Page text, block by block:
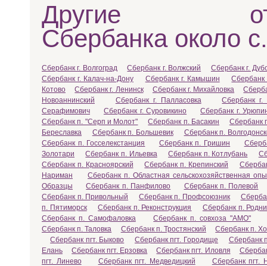
Другие
Сбербанка около
Сбербанк г. Волгоград Сбербанк г. Волжский
Сбербанк г.
Сбербанк г. Калач-на-Дону
Сбербанк г. Камышин
Сбербанк
Котово
Сбербанк г. Ленинск Сбербанк г. Михайловка
Новоаннинский
Сбербанк г. Палласовка
Сбербанк
Серафимович
Сбербанк г. Суровикино
Сбербанк г.
Сбербанк п. "Серп и Молот"
Сбербанк п. Басакин
Сбербанк
Береславка
Сбербанк п. Большевик
Сбербанк п.
Сбербанк п. Госселекстанция
Сбербанк п. Гришин
Золотари
Сбербанк п. Ильевка Сбербанк п. Котлубань
Сбербанк п. Красноярский
Сбербанк п. Крепинский
Нариман
Сбербанк п. Областная сельскохозяйственная
Образцы
Сбербанк п. Панфилово
Сбербанк п. Полевой
Сбербанк п. Привольный
Сбербанк п. Профсоюзник
п. Пятиморск
Сбербанк п. Реконструкция
Сбербанк п.
Сбербанк п. Самофаловка
Сбербанк п. совхоза "АМО"
Сбербанк п. Таловка
Сбербанк п. Тростянский
Сбербанк п.
Сбербанк пгт. Быково
Сбербанк пгт. Городище
Сбербанк
Елань
Сбербанк пгт. Ерзовка Сбербанк пгт. Иловля
пгт. Линево
Сбербанк пгт. Медведицкий
Сбербанк пгт.